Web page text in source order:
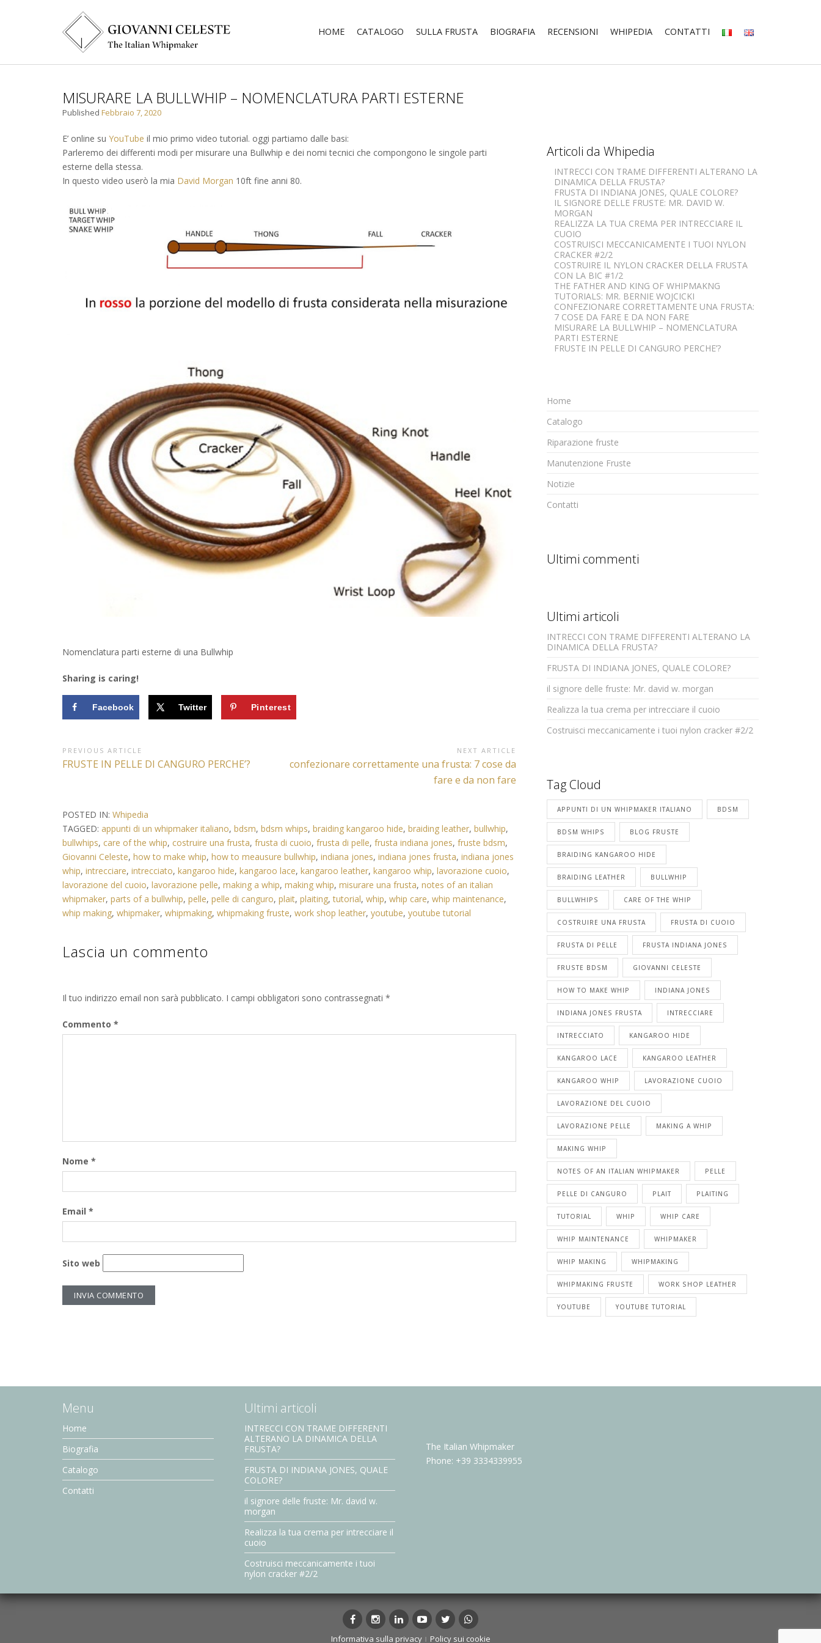
HOME CATALOGO SULLA FRUSTA BIOGRAFIA RECENSIONI WHIPEDIA CONTATTI
MISURARE LA BULLWHIP – NOMENCLATURA PARTI ESTERNE
Published Febbraio 7, 2020
E’ online su YouTube il mio primo video tutorial. oggi partiamo dalle basi:
Parleremo dei differenti modi per misurare una Bullwhip e dei nomi tecnici che compongono le singole parti
esterne della stessa.
In questo video userò la mia David Morgan 10ft fine anni 80.
Nomenclatura parti esterne di una Bullwhip
Sharing is caring!
Facebook Twitter Pinterest
Navigazione
articoli
PREVIOUS ARTICLE
Previous
FRUSTE IN PELLE DI CANGURO PERCHE’?
NEXT ARTICLE
Next
confezionare correttamente una frusta: 7 cose da
fare e da non fare
POSTED IN: Whipedia
TAGGED: appunti di un whipmaker italiano, bdsm, bdsm whips, braiding kangaroo hide, braiding leather, bullwhip,
bullwhips, care of the whip, costruire una frusta, frusta di cuoio, frusta di pelle, frusta indiana jones, fruste bdsm,
Giovanni Celeste, how to make whip, how to meausure bullwhip, indiana jones, indiana jones frusta, indiana jones
whip, intrecciare, intrecciato, kangaroo hide, kangaroo lace, kangaroo leather, kangaroo whip, lavorazione cuoio,
lavorazione del cuoio, lavorazione pelle, making a whip, making whip, misurare una frusta, notes of an italian
whipmaker, parts of a bullwhip, pelle, pelle di canguro, plait, plaiting,tutorial, whip, whip care, whip maintenance,
whip making, whipmaker, whipmaking, whipmaking fruste, work shop leather, youtube, youtube tutorial
Lascia un commento
Il tuo indirizzo email non sarà pubblicato. I campi obbligatori sono contrassegnati *
Commento *
Nome *
Email *
Sito web
Articoli da Whipedia
INTRECCI CON TRAME DIFFERENTI ALTERANO LA
DINAMICA DELLA FRUSTA?
FRUSTA DI INDIANA JONES, QUALE COLORE?
IL SIGNORE DELLE FRUSTE: MR. DAVID W.
MORGAN
REALIZZA LA TUA CREMA PER INTRECCIARE IL
CUOIO
COSTRUISCI MECCANICAMENTE I TUOI NYLON
CRACKER #2/2
COSTRUIRE IL NYLON CRACKER DELLA FRUSTA
CON LA BIC #1/2
THE FATHER AND KING OF WHIPMAKNG
TUTORIALS: MR. BERNIE WOJCICKI
CONFEZIONARE CORRETTAMENTE UNA FRUSTA:
7 COSE DA FARE E DA NON FARE
MISURARE LA BULLWHIP – NOMENCLATURA
PARTI ESTERNE
FRUSTE IN PELLE DI CANGURO PERCHE’?
Home
Catalogo
Riparazione fruste
Manutenzione Fruste
Notizie
Contatti
Ultimi commenti
Ultimi articoli
INTRECCI CON TRAME DIFFERENTI ALTERANO LA
DINAMICA DELLA FRUSTA?
FRUSTA DI INDIANA JONES, QUALE COLORE?
il signore delle fruste: Mr. david w. morgan
Realizza la tua crema per intrecciare il cuoio
Costruisci meccanicamente i tuoi nylon cracker #2/2
Tag Cloud
APPUNTI DI UN WHIPMAKER ITALIANO BDSM
BDSM WHIPS BLOG FRUSTE
BRAIDING KANGAROO HIDE
BRAIDING LEATHER BULLWHIP
BULLWHIPS CARE OF THE WHIP
COSTRUIRE UNA FRUSTA FRUSTA DI CUOIO
FRUSTA DI PELLE FRUSTA INDIANA JONES
FRUSTE BDSM GIOVANNI CELESTE
HOW TO MAKE WHIP INDIANA JONES
INDIANA JONES FRUSTA INTRECCIARE
INTRECCIATO KANGAROO HIDE
KANGAROO LACE KANGAROO LEATHER
KANGAROO WHIP LAVORAZIONE CUOIO
LAVORAZIONE DEL CUOIO
LAVORAZIONE PELLE MAKING A WHIP
MAKING WHIP
NOTES OF AN ITALIAN WHIPMAKER PELLE
PELLE DI CANGURO PLAIT PLAITING
TUTORIAL WHIP WHIP CARE
WHIP MAINTENANCE WHIPMAKER
WHIP MAKING WHIPMAKING
WHIPMAKING FRUSTE WORK SHOP LEATHER
YOUTUBE YOUTUBE TUTORIAL
Menu
Home
Biografia
Catalogo
Contatti
Ultimi articoli
INTRECCI CON TRAME DIFFERENTI
ALTERANO LA DINAMICA DELLA
FRUSTA?
FRUSTA DI INDIANA JONES, QUALE
COLORE?
il signore delle fruste: Mr. david w.
morgan
Realizza la tua crema per intrecciare il
cuoio
Costruisci meccanicamente i tuoi
nylon cracker #2/2
The Italian Whipmaker
Phone: +39 3334339955
FacebookInstagramLinkedInYouTubeTwitterwhatsapp
Informativa sulla privacy Policy sui cookie